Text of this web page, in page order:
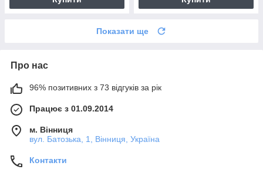
Показати ще
Про нас
96% позитивних з 73 відгуків за рік
Працює з 01.09.2014
м. Вінниця
вул. Батозька, 1, Вінниця, Україна
Контакти